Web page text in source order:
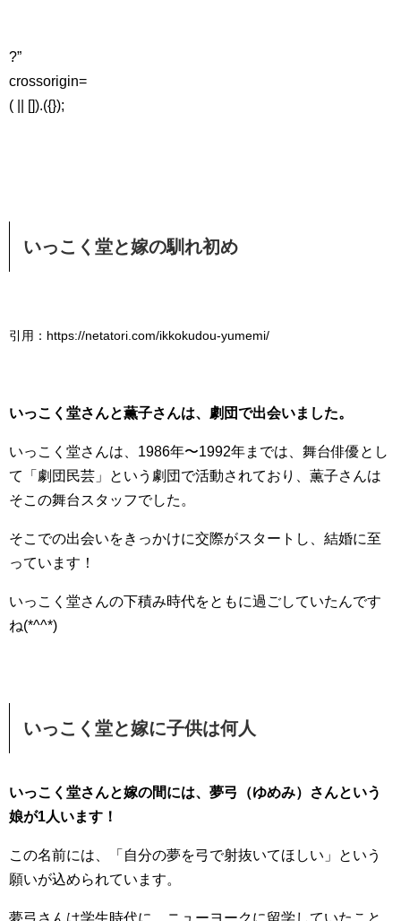
?”
crossorigin=
( || []).({});
いっこく堂と嫁の馴れ初め
引用：https://netatori.com/ikkokudou-yumemi/
いっこく堂さんと薫子さんは、劇団で出会いました。
いっこく堂さんは、1986年〜1992年までは、舞台俳優とし
て「劇団民芸」という劇団で活動されており、薫子さんは
そこの舞台スタッフでした。
そこでの出会いをきっかけに交際がスタートし、結婚に至
っています！
いっこく堂さんの下積み時代をともに過ごしていたんです
ね(*^^*)
いっこく堂と嫁に子供は何人
いっこく堂さんと嫁の間には、夢弓（ゆめみ）さんという
娘が1人います！
この名前には、「自分の夢を弓で射抜いてほしい」という
願いが込められています。
夢弓さんは学生時代に、ニューヨークに留学していたこと